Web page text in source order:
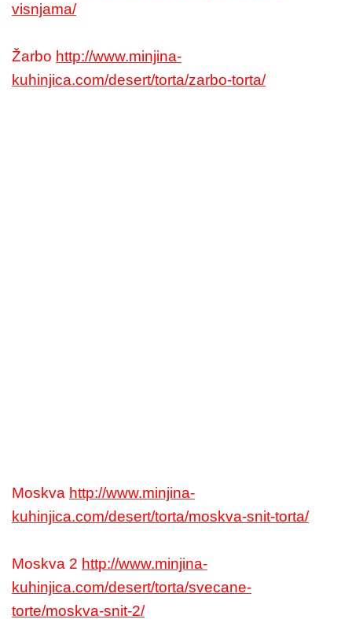
visnjama/
Žarbo http://www.minjina-
kuhinjica.com/desert/torta/zarbo-torta/
Moskva http://www.minjina-
kuhinjica.com/desert/torta/moskva-snit-torta/
Moskva 2 http://www.minjina-
kuhinjica.com/desert/torta/svecane-
torte/moskva-snit-2/